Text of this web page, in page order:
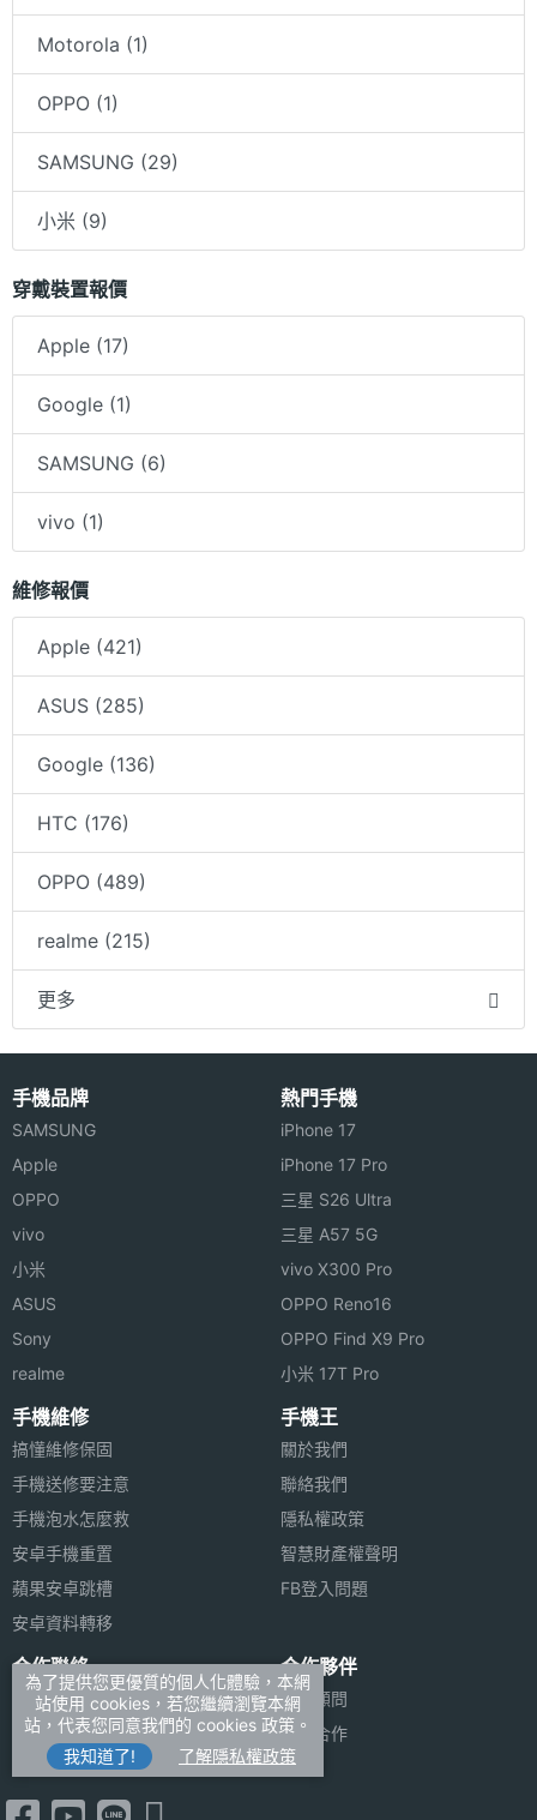
Motorola (1)
OPPO (1)
SAMSUNG (29)
小米 (9)
穿戴裝置報價
Apple (17)
Google (1)
SAMSUNG (6)
vivo (1)
維修報價
Apple (421)
ASUS (285)
Google (136)
HTC (176)
OPPO (489)
realme (215)
更多
手機品牌
SAMSUNG
Apple
OPPO
vivo
小米
ASUS
Sony
realme
熱門手機
iPhone 17
iPhone 17 Pro
三星 S26 Ultra
三星 A57 5G
vivo X300 Pro
OPPO Reno16
OPPO Find X9 Pro
小米 17T Pro
手機維修
搞懂維修保固
手機送修要注意
手機泡水怎麼救
安卓手機重置
蘋果安卓跳槽
安卓資料轉移
手機王
關於我們
聯絡我們
隱私權政策
智慧財產權聲明
FB登入問題
合作聯絡
廣告刊登
加入商店報價
新聞聯絡
合作夥伴
法律顧問
媒體合作
為了提供您更優質的個人化體驗，本網
站使用 cookies，若您繼續瀏覽本網
站，代表您同意我們的 cookies 政策。
我知道了!
了解隱私權政策